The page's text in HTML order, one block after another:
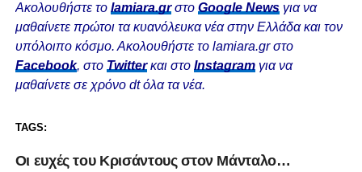
Ακολουθήστε το lamiara.grστο Google Newsγια να
μαθαίνετε πρώτοι τα κυανόλευκα νέα στην Ελλάδα και τον
υπόλοιπο κόσμο. Ακολουθήστε το lamiara.gr στο
Facebook, στο Twitterκαι στο Instagram για να
μαθαίνετε σε χρόνο dt όλα τα νέα.
TAGS:
Οι ευχές του Κρισάντους στον Μάνταλο…